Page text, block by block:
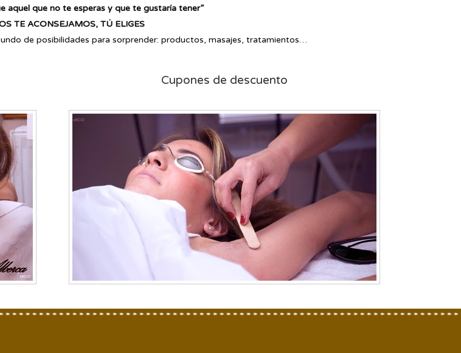
aquel que no te esperas y que te gustaría tener”
TE ACONSEJAMOS, TÚ ELIGES
de posibilidades para sorprender: productos, masajes, tratamientos…
Cupones de descuento